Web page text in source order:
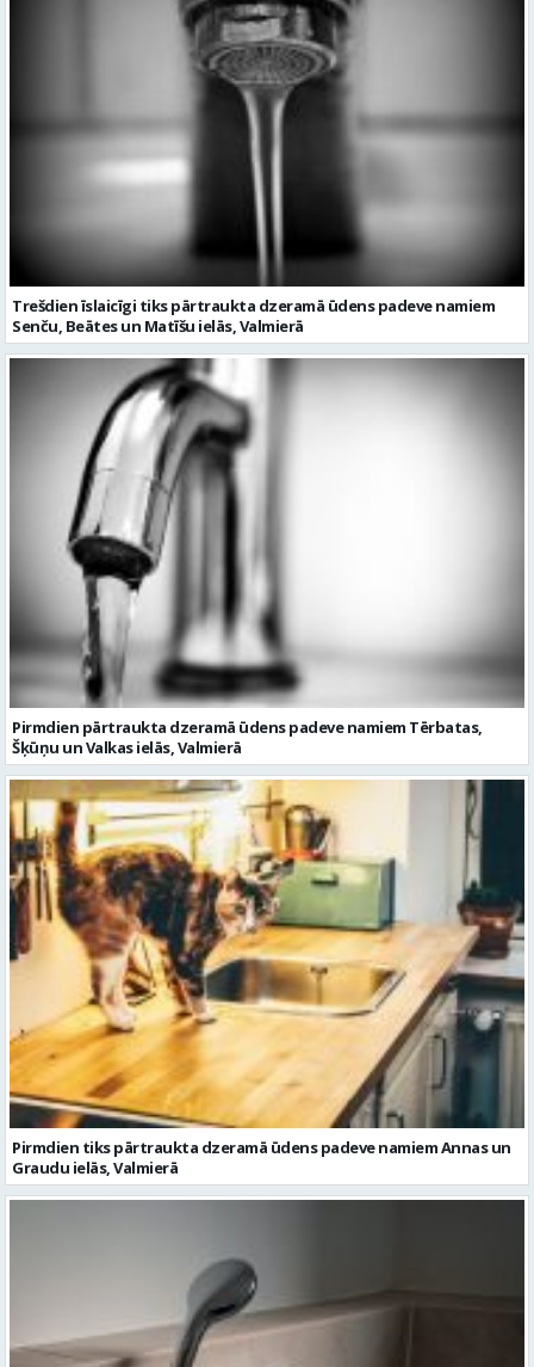
Trešdien īslaicīgi tiks pārtraukta dzeramā ūdens padeve namiem
Senču, Beātes un Matīšu ielās, Valmierā
Pirmdien pārtraukta dzeramā ūdens padeve namiem Tērbatas,
Šķūņu un Valkas ielās, Valmierā
Pirmdien tiks pārtraukta dzeramā ūdens padeve namiem Annas un
Graudu ielās, Valmierā